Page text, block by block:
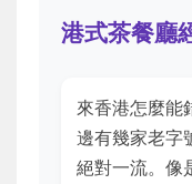
港式茶餐廳
來香港怎麼能
邊有幾家老字
絕對一流。像